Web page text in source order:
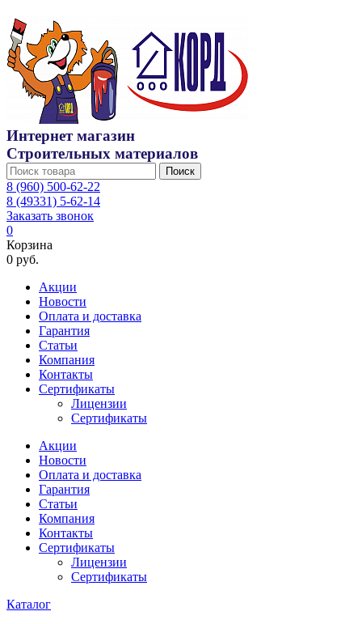
Интернет магазин
Строительных материалов
Поиск
8 (960) 500-62-22
8 (49331) 5-62-14
Заказать звонок
0
Корзина
0 руб.
Акции
Новости
Оплата и доставка
Гарантия
Статьи
Компания
Контакты
Сертификаты
Лицензии
Сертификаты
Акции
Новости
Оплата и доставка
Гарантия
Статьи
Компания
Контакты
Сертификаты
Лицензии
Сертификаты
Каталог